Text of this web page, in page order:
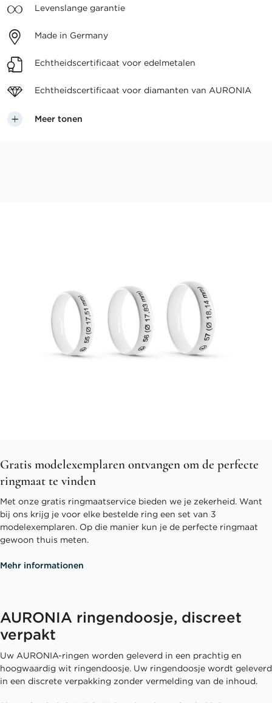
Levenslange garantie
Made in Germany
Echtheidscertificaat voor edelmetalen
Echtheidscertificaat voor diamanten van AURONIA
Meer tonen
Gratis modelexemplaren ontvangen om de perfecte
ringmaat te vinden
Met onze gratis ringmaatservice bieden we je zekerheid. Want
bij ons krijg je voor elke bestelde ring een set van 3
modelexemplaren. Op die manier kun je de perfecte ringmaat
gewoon thuis meten.
Mehr informationen
AURONIA ringendoosje, discreet
verpakt
Uw AURONIA-ringen worden geleverd in een prachtig en
hoogwaardig wit ringendoosje. Uw ringendoosje wordt geleverd
in een discrete verpakking zonder vermelding van de inhoud.